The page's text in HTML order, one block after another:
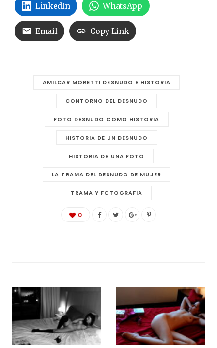
LinkedIn WhatsApp
Email Copy Link
AMILCAR MORETTI DESNUDO E HISTORIA
CONTORNO DEL DESNUDO
FOTO DESNUDO COMO HISTORIA
HISTORIA DE UN DESNUDO
HISTORIA DE UNA FOTO
LA TRAMA DEL DESNUDO DE MUJER
TRAMA Y FOTOGRAFIA
0